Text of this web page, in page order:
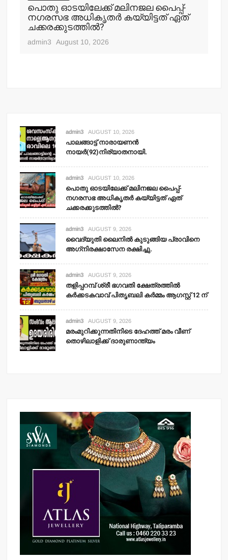
പൊതു ഓടയിലേക്ക് മലിനജല പൈപ്പ്-
നഗരസഭ അധികൃതര്‍ കയ്യിട്ടത് ഏത്
ചക്കരക്കുടത്തില്‍?
admin3 August 10, 2026
admin3 AUGUST 10, 2026
പാലങ്ങാട്ട് നാരായണന്‍
നായര്‍(92)നിര്യാതനായി.
admin3 AUGUST 10, 2026
പൊതു ഓടയിലേക്ക് മലിനജല പൈപ്പ്-
നഗരസഭ അധികൃതര്‍ കയ്യിട്ടത് ഏത്
ചക്കരക്കുടത്തില്‍?
admin3 AUGUST 9, 2026
വൈദ്യുതി ലൈനില്‍ കുടുങ്ങിയ പ്രാവിനെ
അഗ്‌നിരക്ഷാസേന രക്ഷിച്ചു.
admin3 AUGUST 9, 2026
തളിപ്പറമ്പ് ശ്രീ ഭഗവതി ക്ഷേത്രത്തില്‍
കര്‍ക്കടകവാവ് പിതൃബലി കര്‍മ്മം ആഗസ്റ്റ് 12 ന്
admin3 AUGUST 9, 2026
മരംമുറിക്കുന്നതിനിടെ ദേഹത്ത് മരം വീണ്
തൊഴിലാളിക്ക് ദാരുണാന്ത്യം